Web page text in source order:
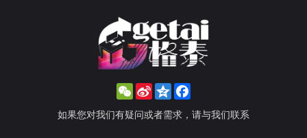
WeChat
Sina
Weibo
Qzone
如果您对我们有疑问或者需求，请与我们联系